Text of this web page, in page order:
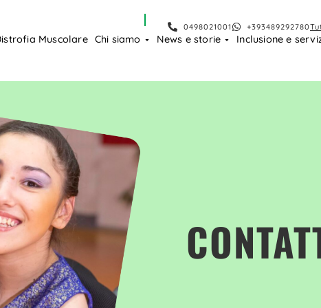
0498021001 +393489292780
Muscolare Chi siamo News e storie Inclusione e